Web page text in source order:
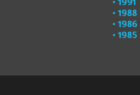
1988
1986
1985